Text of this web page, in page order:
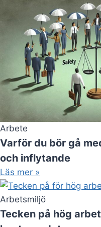
Arbete
Varför du bör gå
och inflytande
Läs mer »
Arbetsmiljö
Tecken på hög